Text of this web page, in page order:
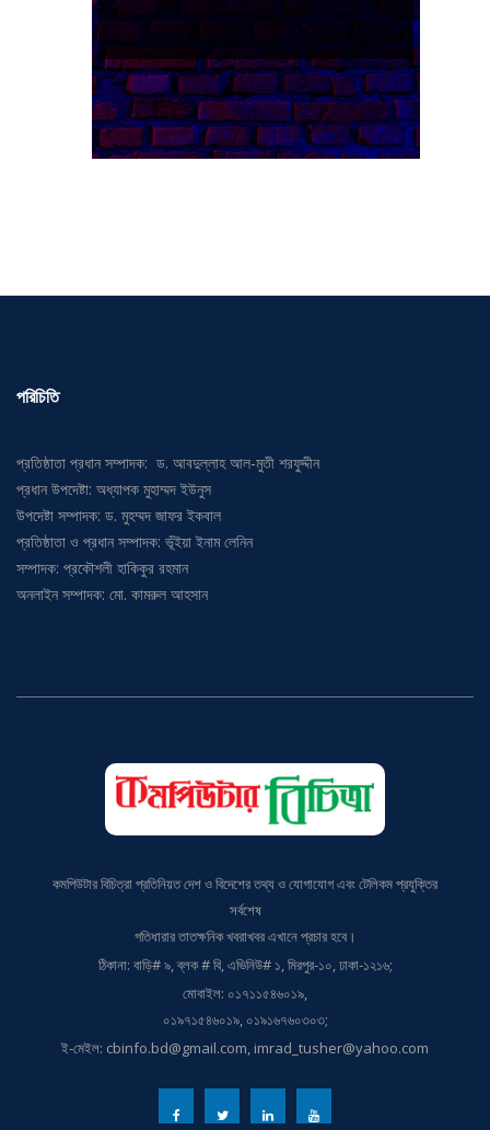
প্রধান উপদেষ্টা: অধ্যাপক মুহাম্মদ ইউনুস
উপদেষ্টা সম্পাদক: ড. মুহম্মদ জাফর ইকবাল
প্রতিষ্ঠাতা ও প্রধান সম্পাদক: ভূঁইয়া ইনাম লেনিন
সম্পাদক: প্রকৌশলী হাকিকুর রহমান
অনলাইন সম্পাদক: মো. কামরুল আহসান
সর্বশেষ
গতিধারার তাতক্ষনিক খবরাখবর এখানে প্রচার হবে।
ঠিকানা: বাড়ি# ৯, ব্লক # বি, এভিনিউ# ১, মিরপুর-১০, ঢাকা-১২১৬;
মোবাইল: ০১৭১১৫৪৬০১৯,
০১৯৭১৫৪৬০১৯, ০১৯১৬৭৬০৩০৩;
ই-মেইল: cbinfo.bd@gmail.com, imrad_tusher@yahoo.com